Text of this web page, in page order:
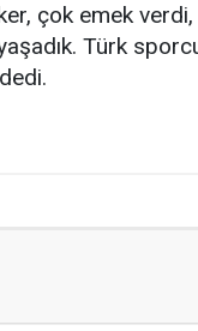
çok emek verdi,
Türk